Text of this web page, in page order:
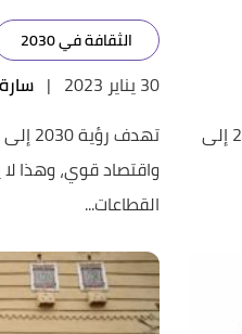
تسعى المملكة العربية السعودية من خلال رؤية 2030 إلى
الثقافة في 2030
30 يناير 2023 |
واقتصاد قوي، وهذا
القطاعات...